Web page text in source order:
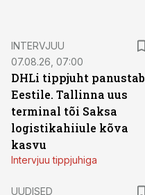
INTERVJUU
07.08.26, 07:00
DHLi tippjuht panustab
Eestile. Tallinna uus
terminal tõi Saksa
logistikahiiule kõva
kasvu
Intervjuu tippjuhiga
UUDISED